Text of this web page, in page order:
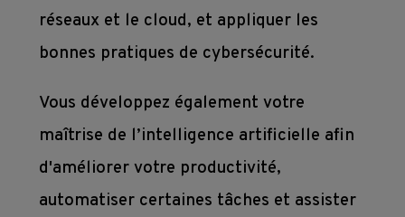
réseaux et le cloud, et appliquer les
bonnes pratiques de cybersécurité.
Vous développez également votre
maîtrise de l’intelligence artificielle afin
d'améliorer votre productivité,
automatiser certaines tâches et assister